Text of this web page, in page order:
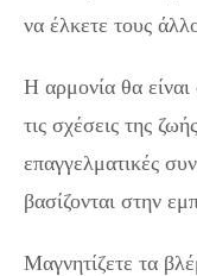
να έλκετε τους
Η αρμονία θα
τις σχέσεις της
επαγγελματικές
βασίζονται στην
Μαγνητίζετε τα